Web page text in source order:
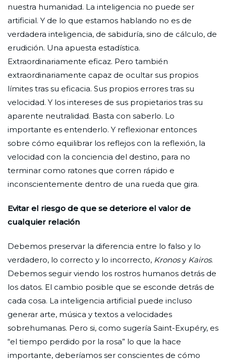
nuestra humanidad. La inteligencia no puede ser
artificial. Y de lo que estamos hablando no es de
verdadera inteligencia, de sabiduría, sino de cálculo, de
erudición. Una apuesta estadística.
Extraordinariamente eficaz. Pero también
extraordinariamente capaz de ocultar sus propios
límites tras su eficacia. Sus propios errores tras su
velocidad. Y los intereses de sus propietarios tras su
aparente neutralidad. Basta con saberlo. Lo
importante es entenderlo. Y reflexionar entonces
sobre cómo equilibrar los reflejos con la reflexión, la
velocidad con la conciencia del destino, para no
terminar como ratones que corren rápido e
inconscientemente dentro de una rueda que gira.
Evitar el riesgo de que se deteriore el valor de
cualquier relación
Debemos preservar la diferencia entre lo falso y lo
verdadero, lo correcto y lo incorrecto, Kronosy Kairos.
Debemos seguir viendo los rostros humanos detrás de
los datos. El cambio posible que se esconde detrás de
cada cosa. La inteligencia artificial puede incluso
generar arte, música y textos a velocidades
sobrehumanas. Pero si, como sugería Saint-Exupéry, es
“el tiempo perdido por la rosa” lo que la hace
importante, deberíamos ser conscientes de cómo